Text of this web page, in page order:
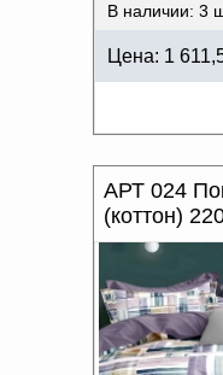
В наличии: 3
Цена: 1
АРТ 024
(коттон)